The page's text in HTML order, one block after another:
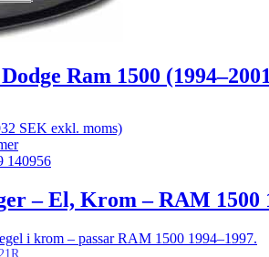
Ram 1500
SEK exkl. moms)
– El, Krom – RAM 1500
i krom – passar RAM 1500 1994–1997.